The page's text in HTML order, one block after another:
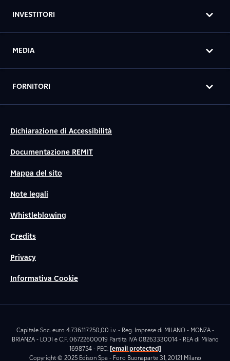
INVESTITORI
MEDIA
FORNITORI
Dichiarazione di Accessibilità
Documentazione REMIT
Mappa del sito
Note legali
Whistleblowing
Credits
Privacy
Informativa Cookie
Capitale Soc. euro 4.736.117.250,00 i.v. - Reg. Imprese di MILANO - MONZA -
BRIANZA - LODI e C.F. 06722600019 Partita IVA 08263330014 - REA di Milano
1698754 - PEC: [email protected]
Copyright © 2025 Edison Spa - Foro Buonaparte 31, 20121 Milano